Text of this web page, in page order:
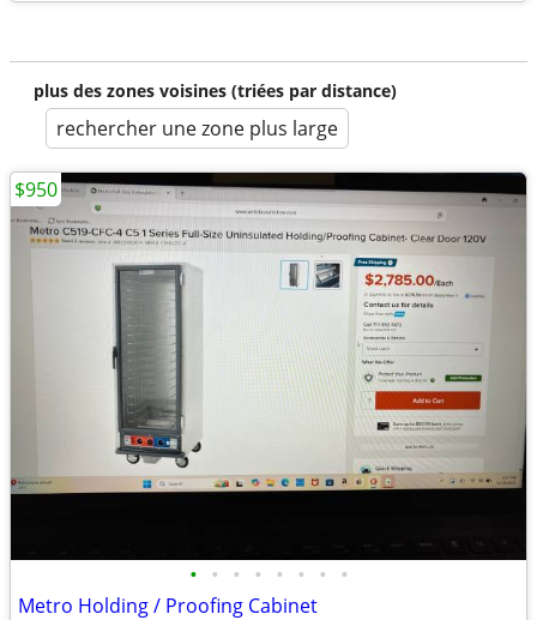
plus des zones voisines (triées par distance)
rechercher une zone plus large
• • • • • • • •
Metro Holding / Proofing Cabinet
$950